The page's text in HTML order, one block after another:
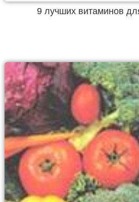
9 лучших витаминов